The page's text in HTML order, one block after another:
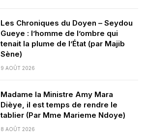
Les Chroniques du Doyen – Seydou
Gueye : l’homme de l’ombre qui
tenait la plume de l’État (par Majib
Sène)
9 AOÛT 2026
Madame la Ministre Amy Mara
Dièye, il est temps de rendre le
tablier (Par Mme Marieme Ndoye)
8 AOÛT 2026